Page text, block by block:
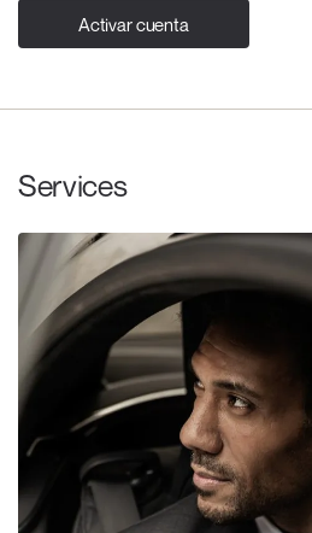
Activar cuenta
Services